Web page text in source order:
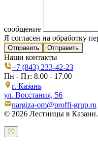
сообщение
Я согласен на обработку
Отправить
Наши контакты
+7 (843) 233-42-23
Пн - Пт: 8.00 - 17.00
г. Казань
ул. Восстания, 56
nargiza-om@proffi-grup.ru
© 2026 Лестницы в Казани.